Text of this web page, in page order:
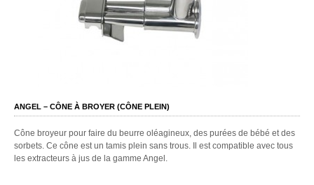
ANGEL – CÔNE À BROYER (CÔNE PLEIN)
Cône broyeur pour faire du beurre oléagineux, des purées de bébé et des
sorbets. Ce cône est un tamis plein sans trous. Il est compatible avec tous
les extracteurs à jus de la gamme Angel.